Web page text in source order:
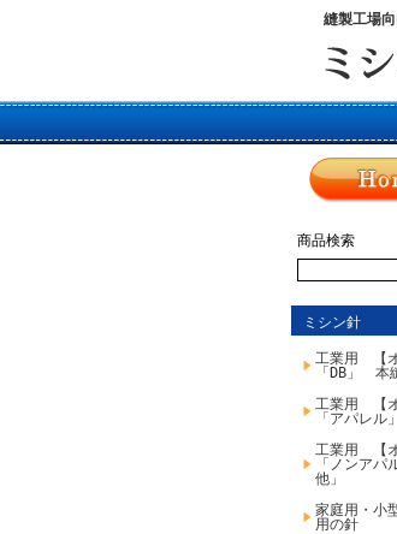
縫製工場
商品検索
ミシン針
工業用 【
「DB」 本
工業用 【
「アパレル
工業用 【
「ノンア
他」
家庭用・小
用の針